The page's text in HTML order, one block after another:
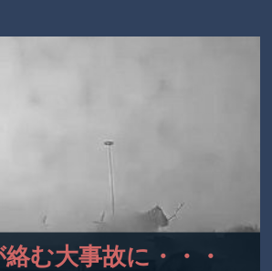
む大事故に・・・